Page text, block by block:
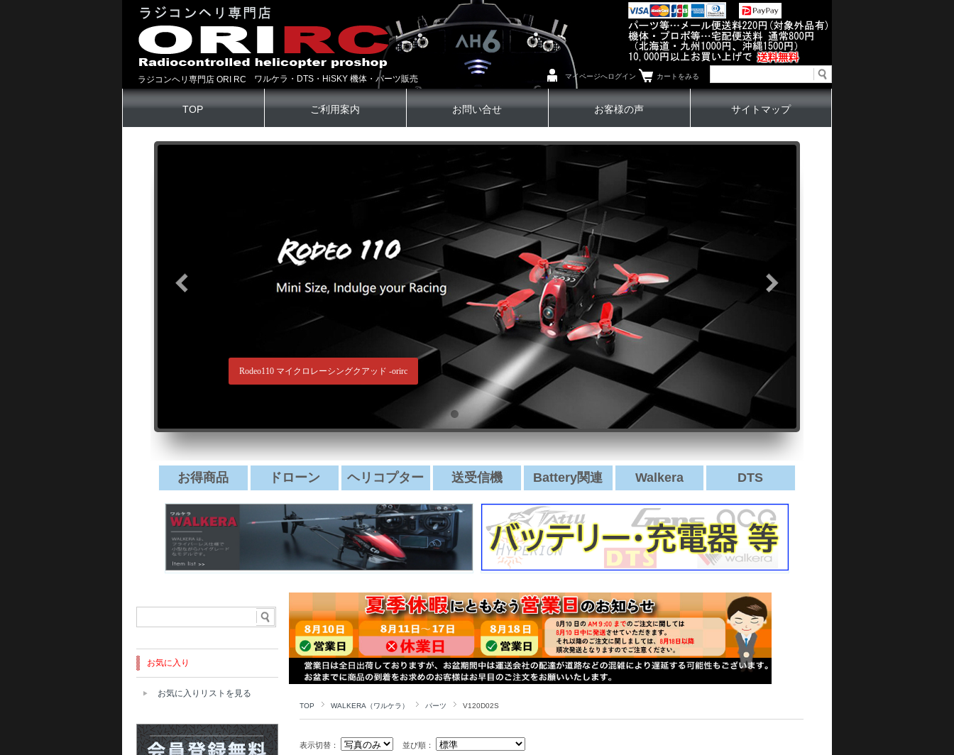
ラジコンヘリ専門店 ORI RC ワルケラ・DTS・HiSKY 機体・パーツ販売 マイページへログイン カートをみる
TOP ご利用案内 お問い合せ お客様の声 サイトマップ
TOP WALKERA（ワルケラ） パーツ V120D02S
表示切替： 並び順：
お気に入り
お気に入りリストを見る